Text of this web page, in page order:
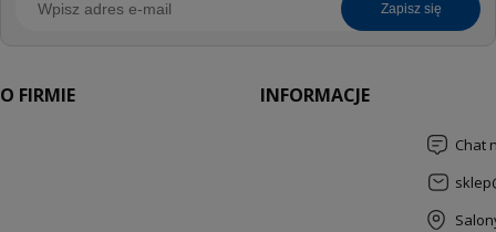
zapisz się
O FIRMIE INFORMACJE
Chat